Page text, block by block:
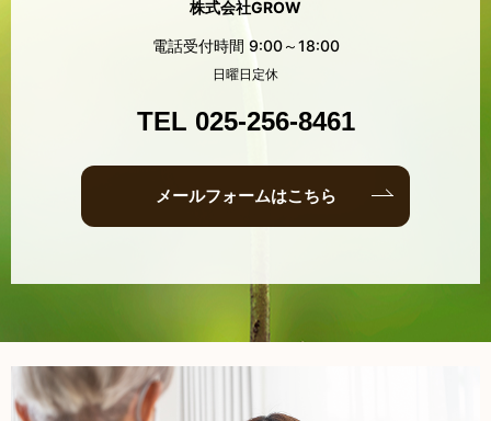
株式会社GROW
電話受付時間 9:00～18:00
日曜日定休
TEL 025-256-8461
メールフォームはこちら